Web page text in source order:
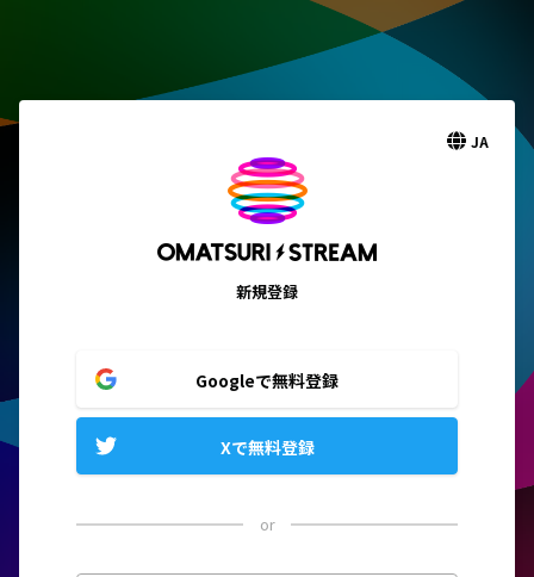
JA
新規登録
Googleで無料登録
Xで無料登録
or